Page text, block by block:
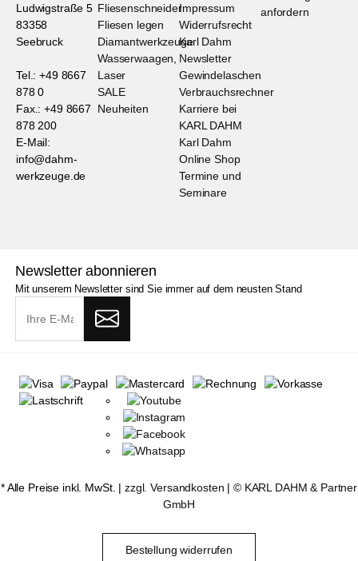
Ludwigstraße 5
83358
Seebruck
Tel.: +49 8667
878 0
Fax.: +49 8667
878 200
E-Mail:
info@dahm-
werkzeuge.de
Fliesenschneider
Fliesen legen
Diamantwerkzeuge
Wasserwaagen,
Laser
SALE
Neuheiten
Impressum
Widerrufsrecht
Karl Dahm
Newsletter
Gewindelaschen
Verbrauchsrechner
Karriere bei
KARL DAHM
Karl Dahm
Online Shop
Termine und
Seminare
Newsletter abonnieren
Mit unserem Newsletter sind Sie immer auf dem neusten Stand
* Alle Preise inkl. MwSt. |zzgl. Versandkosten | © KARL DAHM & Partner
GmbH
Bestellung widerrufen